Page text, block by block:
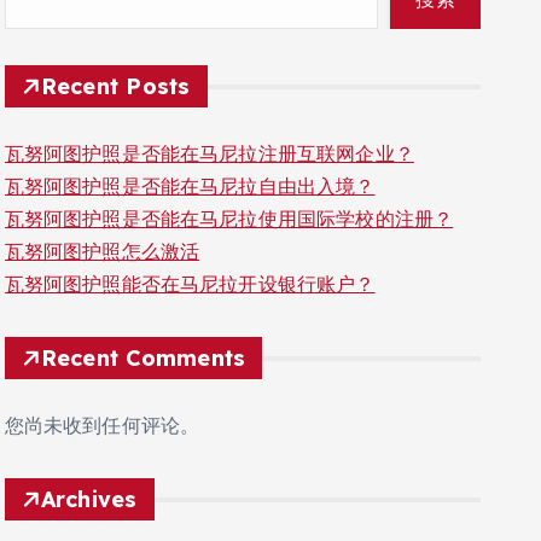
Recent Posts
瓦努阿图护照是否能在马尼拉注册互联网企业？
瓦努阿图护照是否能在马尼拉自由出入境？
瓦努阿图护照是否能在马尼拉使用国际学校的注册？
瓦努阿图护照怎么激活
瓦努阿图护照能否在马尼拉开设银行账户？
Recent Comments
您尚未收到任何评论。
Archives